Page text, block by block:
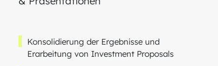
Konsolidierung der Ergebnisse und
Erarbeitung von Investment Proposals